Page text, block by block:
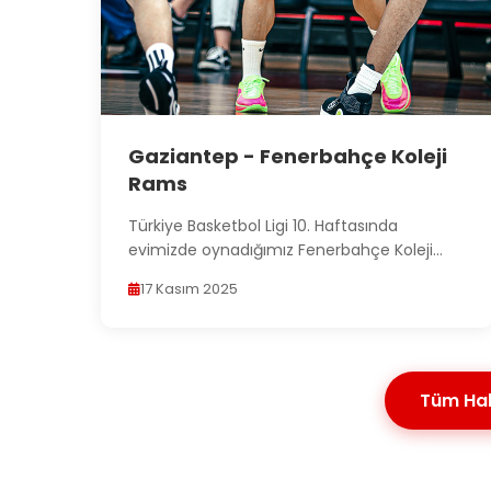
Gaziantep - Fenerbahçe Koleji
Rams
Türkiye Basketbol Ligi 10. Haftasında
evimizde oynadığımız Fenerbahçe Koleji
17 Kasım 2025
Tüm